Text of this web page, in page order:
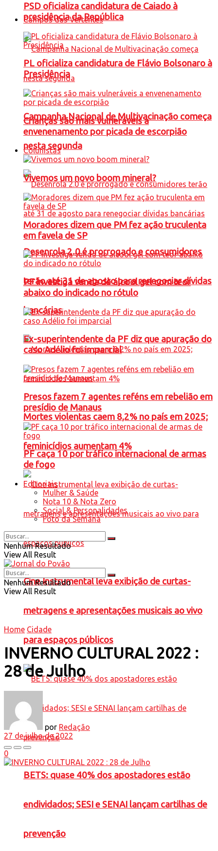
Campos das Vertentes
Campanha Nacional de Multivacinação começa
nesta segunda
Desenrola 2.0 é prorrogado e consumidores
terão até 31 de agosto para renegociar dívidas
bancárias
Mortes violentas caem 8,2% no país em 2025;
feminicídios aumentam 4%
Cine Instrumental leva exibição de curtas-
metragens e apresentações musicais ao vivo
para espaços públicos
BETS: quase 40% dos apostadores estão
endividados; SESI e SENAI lançam cartilhas de
prevenção
PSD oficializa candidatura de Caiado à
presidência da República
PL oficializa candidatura de Flávio Bolsonaro à
Presidência
Crianças são mais vulneráveis a
envenenamento por picada de escorpião
Colunistas
Vivemos um novo boom mineral?
Moradores dizem que PM fez ação truculenta
em favela de SP
PF investiga venda de álcool gel com teor
abaixo do indicado no rótulo
Ex-superintendente da PF diz que apuração do
caso Adélio foi imparcial
Presos fazem 7 agentes reféns em rebelião em
presídio de Manaus
PF caça 10 por tráfico internacional de armas
de fogo
Editoriais
Mulher & Saúde
Nota 10 & Nota Zero
Social & Personalidades
Foto da Semana
Nenhum Resultado
View All Result
Nenhum Resultado
View All Result
Home Cidade
INVERNO CULTURAL 2022 :
28 de Julho
por Redação
27 de julho de 2022
0